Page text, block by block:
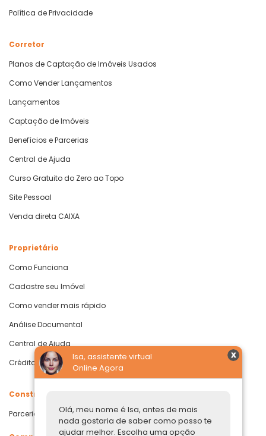
Isa, assistente virtual
Online Agora
Olá, meu nome é Isa, antes de mais
nada gostaria de saber como posso te
ajudar melhor. Escolha uma opção
Política de Privacidade
Corretor
Planos de Captação de Imóveis Usados
Como Vender Lançamentos
Lançamentos
Captação de Imóveis
Benefícios e Parcerias
Central de Ajuda
Curso Gratuito do Zero ao Topo
Site Pessoal
Venda direta CAIXA
Proprietário
Como Funciona
Cadastre seu Imóvel
Como vender mais rápido
Análise Documental
Central de Ajuda
Crédito com Garantia de Imóvel
Construtoras
Parcerias Imobiliárias